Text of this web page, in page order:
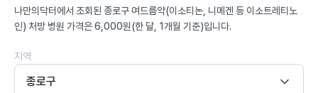
나만의닥터에서 조회된 종로구 여드름약(이소티논, 니메겐 등 이소트레티노
인) 처방 병원 가격은 6,000원(한 달, 1개월 기준)입니다.
지역
종로구